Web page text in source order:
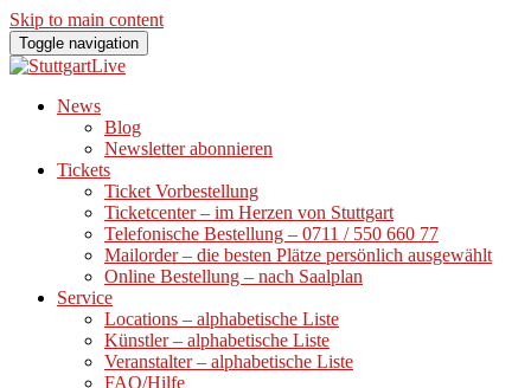
Skip to main content
Toggle navigation
News
Blog
Newsletter abonnieren
Tickets
Ticket Vorbestellung
Ticketcenter – im Herzen von Stuttgart
Telefonische Bestellung – 0711 / 550 660 77
Mailorder – die besten Plätze persönlich ausgewählt
Online Bestellung – nach Saalplan
Service
Locations – alphabetische Liste
Künstler – alphabetische Liste
Veranstalter – alphabetische Liste
FAQ/Hilfe